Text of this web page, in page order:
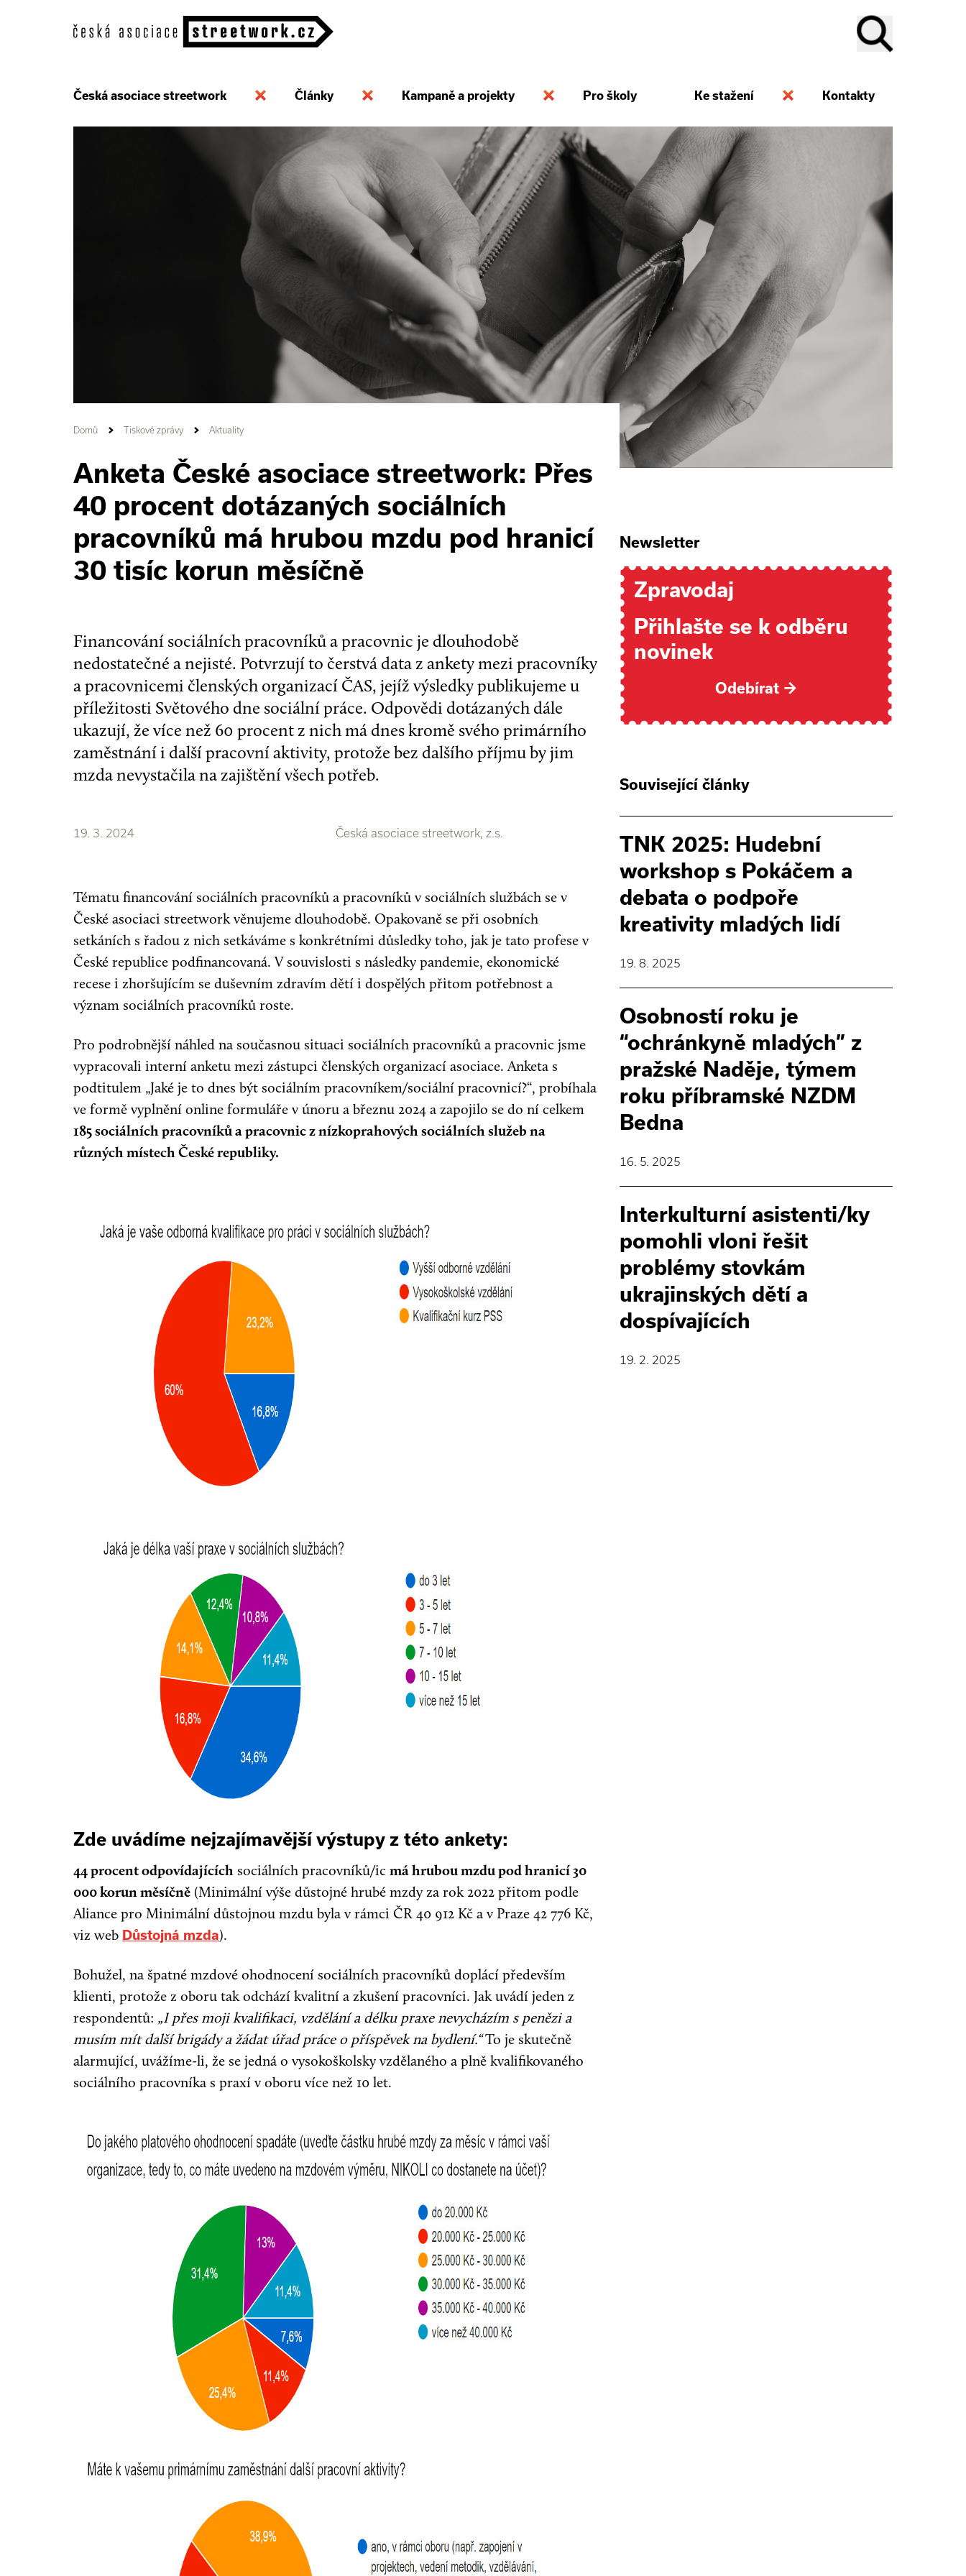
Česká asociace streetwork Články Kampaně a projekty Pro školy Ke stažení Kontakty
Domů Tiskové zprávy Aktuality
Anketa České asociace streetwork: Přes
40 procent dotázaných sociálních
pracovníků má hrubou mzdu pod hranicí
30 tisíc korun měsíčně
Financování sociálních pracovníků a pracovnic je dlouhodobě
nedostatečné a nejisté. Potvrzují to čerstvá data z ankety mezi pracovníky
a pracovnicemi členských organizací ČAS, jejíž výsledky publikujeme u
příležitosti Světového dne sociální práce. Odpovědi dotázaných dále
ukazují, že více než 60 procent z nich má dnes kromě svého primárního
zaměstnání i další pracovní aktivity, protože bez dalšího příjmu by jim
mzda nevystačila na zajištění všech potřeb.
19. 3. 2024 Česká asociace streetwork, z.s.
Tématu financování sociálních pracovníků a pracovníků v sociálních službách se v
České asociaci streetwork věnujeme dlouhodobě. Opakovaně se při osobních
setkáních s řadou z nich setkáváme s konkrétními důsledky toho, jak je tato profese v
České republice podfinancovaná. V souvislosti s následky pandemie, ekonomické
recese i zhoršujícím se duševním zdravím dětí i dospělých přitom potřebnost a
význam sociálních pracovníků roste.
Pro podrobnější náhled na současnou situaci sociálních pracovníků a pracovnic jsme
vypracovali interní anketu mezi zástupci členských organizací asociace. Anketa s
podtitulem „Jaké je to dnes být sociálním pracovníkem/sociální pracovnicí?“, probíhala
ve formě vyplnění online formuláře v únoru a březnu 2024 a zapojilo se do ní celkem
185 sociálních pracovníků a pracovnic z nízkoprahových sociálních služeb na
různých místech České republiky.
Zde uvádíme nejzajímavější výstupy z této ankety:
44 procent odpovídajících sociálních pracovníků/ic má hrubou mzdu pod hranicí 30
000 korun měsíčně (Minimální výše důstojné hrubé mzdy za rok 2022 přitom podle
Aliance pro Minimální důstojnou mzdu byla v rámci ČR 40 912 Kč a v Praze 42 776 Kč,
viz web Důstojná mzda).
Bohužel, na špatné mzdové ohodnocení sociálních pracovníků doplácí především
klienti, protože z oboru tak odchází kvalitní a zkušení pracovníci. Jak uvádí jeden z
respondentů: „I přes moji kvalifikaci, vzdělání a délku praxe nevycházím s penězi a
musím mít další brigády a žádat úřad práce o příspěvek na bydlení.“To je skutečně
alarmující, uvážíme-li, že se jedná o vysokoškolsky vzdělaného a plně kvalifikovaného
sociálního pracovníka s praxí v oboru více než 10 let.
Newsletter
Zpravodaj
Přihlašte se k odběru
novinek
Odebírat →
Související články
TNK 2025: Hudební
workshop s Pokáčem a
debata o podpoře
kreativity mladých lidí
19. 8. 2025
Osobností roku je
“ochránkyně mladých” z
pražské Naděje, týmem
roku příbramské NZDM
Bedna
16. 5. 2025
Interkulturní asistenti/ky
pomohli vloni řešit
problémy stovkám
ukrajinských dětí a
dospívajících
19. 2. 2025